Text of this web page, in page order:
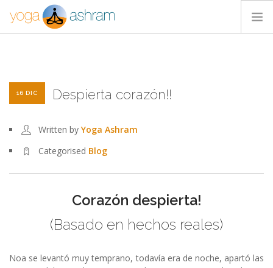
BLOG
16 DIC Despierta corazón!!
Written byYoga Ashram
Categorised Blog
Corazón despierta!
(Basado en hechos reales)
Noa se levantó muy temprano, todavía era de noche, apartó las